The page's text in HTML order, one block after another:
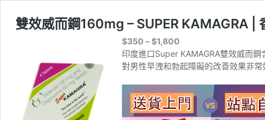
雙效威而鋼160mg – SUPER KAMAGRA |
$350 –$1,800
格
範
$350
到
$1,800
印度進口Super KAMAGRA雙效威而
對男性早洩和勃起障礙的改善效果非